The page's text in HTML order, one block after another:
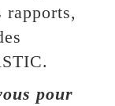
rapports,
pour